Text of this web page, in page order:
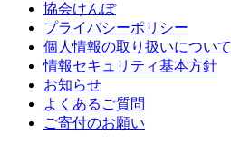
協会けんぽ
プライバシーポリシー
個人情報の取り扱いについて
情報セキュリティ基本方針
お知らせ
よくあるご質問
ご寄付のお願い